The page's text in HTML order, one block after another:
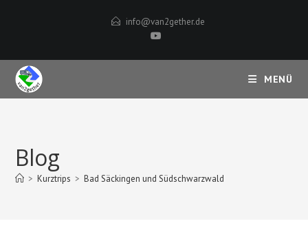
info@van2gether.de
MENÜ
Blog
> Kurztrips > Bad Säckingen und Südschwarzwald